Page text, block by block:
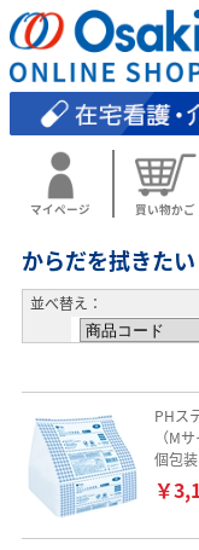
マイページ 買い物かご
からだを拭きた
並べ替え：
PHス
（M
個包
￥